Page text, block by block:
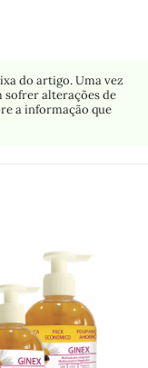
do artigo. Uma vez
sofrer alterações de
a informação que